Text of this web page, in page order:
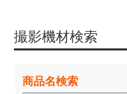
撮影機材検索
商品名検索